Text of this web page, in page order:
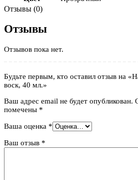
Отзывы (0)
Отзывы
Отзывов пока нет.
Будьте первым, кто оставил отзыв на
воск, 40 мл.»
Ваш адрес email не будет опубликован.
помечены *
Ваша оценка *
Ваш отзыв *